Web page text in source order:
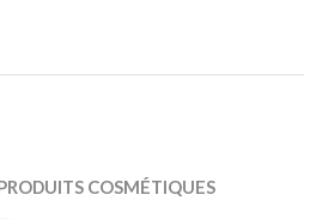
COSMÉTIQUES